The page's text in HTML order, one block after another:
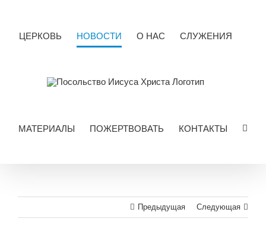
ЦЕРКОВЬ НОВОСТИ О НАС СЛУЖЕНИЯ
МАТЕРИАЛЫ ПОЖЕРТВОВАТЬ КОНТАКТЫ
Предыдущая Следующая